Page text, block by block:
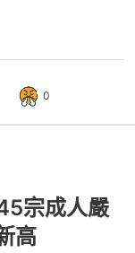
0
宗成人嚴
高